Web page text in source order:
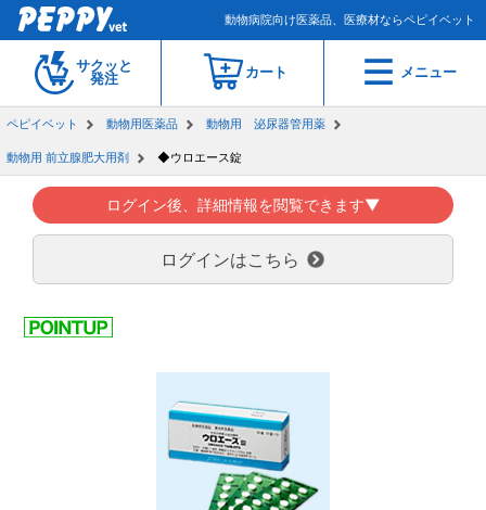
動物病院向け医薬品、医療材ならペピイベット
サクッと
発注
カート メニュー
ペピイベット 動物用医薬品 動物用 泌尿器管用薬
動物用 前立腺肥大用剤 ◆ウロエース錠
ログイン後、詳細情報を閲覧できます▼
ログインはこちら